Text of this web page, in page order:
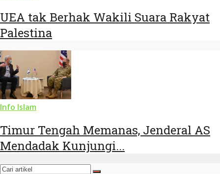
UEA tak Berhak Wakili Suara Rakyat
Palestina
Info Islam
Timur Tengah Memanas, Jenderal AS
Mendadak Kunjungi...